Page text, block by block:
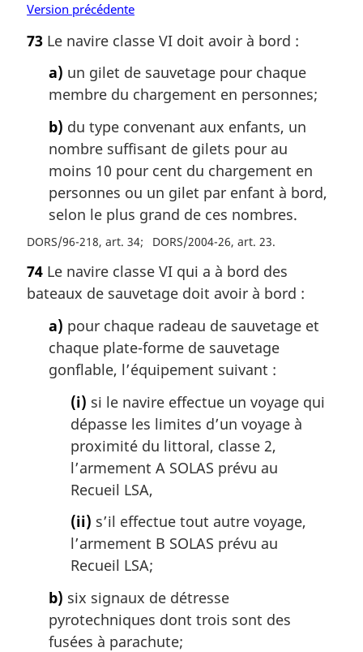
Version précédente
73 Le navire classe VI doit avoir à bord :
a) un gilet de sauvetage pour chaque
membre du chargement en personnes;
b) du type convenant aux enfants, un
nombre suffisant de gilets pour au
moins 10 pour cent du chargement en
personnes ou un gilet par enfant à bord,
selon le plus grand de ces nombres.
DORS/96-218, art. 34 DORS/2004-26, art. 23
74 Le navire classe VI qui a à bord des
bateaux de sauvetage doit avoir à bord :
a) pour chaque radeau de sauvetage et
chaque plate-forme de sauvetage
gonflable, l’équipement suivant :
(i) si le navire effectue un voyage qui
dépasse les limites d’un voyage à
proximité du littoral, classe 2,
l’armement A SOLAS prévu au
Recueil LSA,
(ii) s’il effectue tout autre voyage,
l’armement B SOLAS prévu au
Recueil LSA;
b) six signaux de détresse
pyrotechniques dont trois sont des
fusées à parachute;